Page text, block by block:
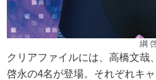
綱
クリアファイルには、高橋文哉
啓永の4名が登場。それぞれキ